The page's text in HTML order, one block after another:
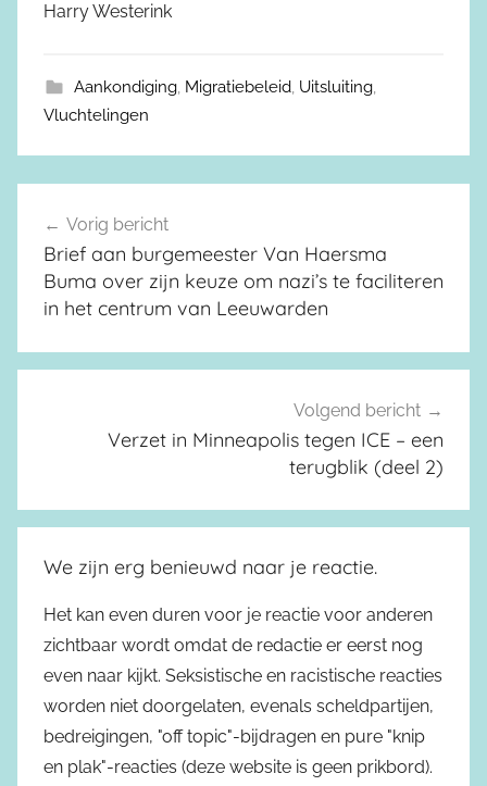
Harry Westerink
Aankondiging, Migratiebeleid, Uitsluiting,
Vluchtelingen
Berichtnavigatie
Vorig bericht
Brief aan burgemeester Van Haersma
Buma over zijn keuze om nazi’s te faciliteren
in het centrum van Leeuwarden
Volgend bericht
Verzet in Minneapolis tegen ICE – een
terugblik (deel 2)
We zijn erg benieuwd naar je reactie.
Het kan even duren voor je reactie voor anderen
zichtbaar wordt omdat de redactie er eerst nog
even naar kijkt. Seksistische en racistische reacties
worden niet doorgelaten, evenals scheldpartijen,
bedreigingen, "off topic"-bijdragen en pure "knip
en plak"-reacties (deze website is geen prikbord).